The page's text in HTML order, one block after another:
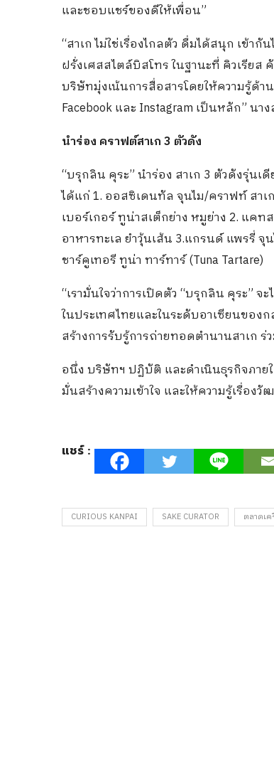
และชอบแชร์ของดีให้เพื่อน”
“สาเก ไม่ใช่เรื่องไกลตัว ดื่มได้สนุก เข้
ฝรั่งเศสสไตล์บิสโทร ในฐานะที่ คิวเรีย
บริษัทมุ่งเน้นการสื่อสารโดยให้ความรู้ด้
Facebook และ Instagram เป็นหลัก” นา
นำร่อง คราฟต์สาเก 3 ตัวดัง
“บรุกลิน คุระ” นำร่อง สาเก 3 ตัวดังรุ่น
ได้แก่ 1. ออสซิเดนทัล จุนไม/คราฟท์ สาเ
เบอร์เกอร์ ทูน่าสเต็กย่าง หมูย่าง 2. แคท
อาหารทะเล ยำวุ้นเส้น 3.แกรนด์ แพรรี่ จุ
ชาร์คูเทอรี ทูน่า ทาร์ทาร์ (Tuna Tartare)
“เรามั่นใจว่าการเปิดตัว “บรุกลิน คุระ”
ในประเทศไทยและในระดับอาเซียนของ
สร้างการรับรู้การถ่ายทอดตำนานสาเก
อนึ่ง บริษัทฯ ปฏิบัติ และดำเนินธุรกิจภาย
มั่นสร้างความเข้าใจ และให้ความรู้เรื่อง
แชร์ :
CURIOUS KANPAI SAKE CURATOR ตลาดเ